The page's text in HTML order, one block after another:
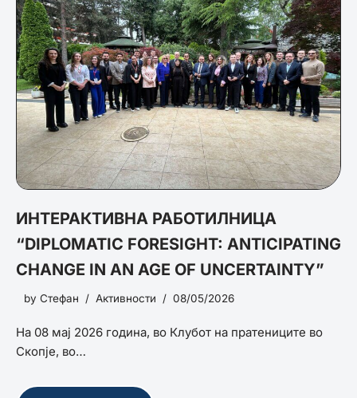
ИНТЕРАКТИВНА РАБОТИЛНИЦА
“DIPLOMATIC FORESIGHT: ANTICIPATING
CHANGE IN AN AGE OF UNCERTAINTY”
by Стефан Активности 08/05/2026
На 08 мај 2026 година, во Клубот на пратениците во
Скопје, во…